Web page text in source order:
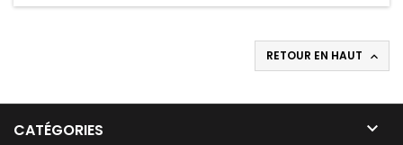
RETOUR EN HAUT 
CATÉGORIES 